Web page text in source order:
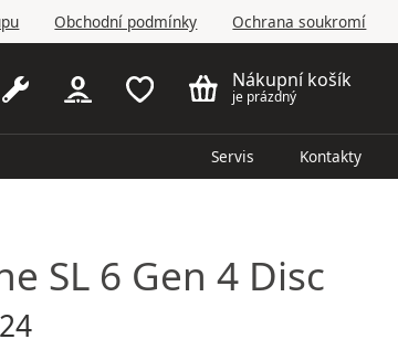
Obchodní podmínky Ochrana soukromí
Nákupní košík
je prázdný
Servis Kontakty
SL 6 Gen 4 Disc